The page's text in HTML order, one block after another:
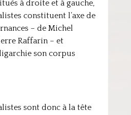
à droite et à gauche,
constituent l’axe de
– de Michel
Raffarin – et
son corpus
sont donc à la tête